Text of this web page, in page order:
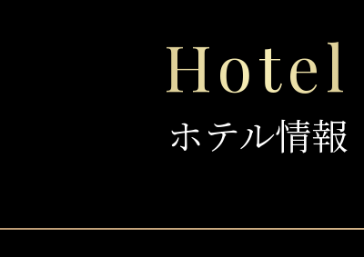
Hotel
ホテル情報